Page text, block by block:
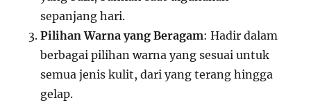
sepanjang hari.
Pilihan Warna yang Beragam: Hadir dalam
berbagai pilihan warna yang sesuai untuk
semua jenis kulit, dari yang terang hingga
gelap.